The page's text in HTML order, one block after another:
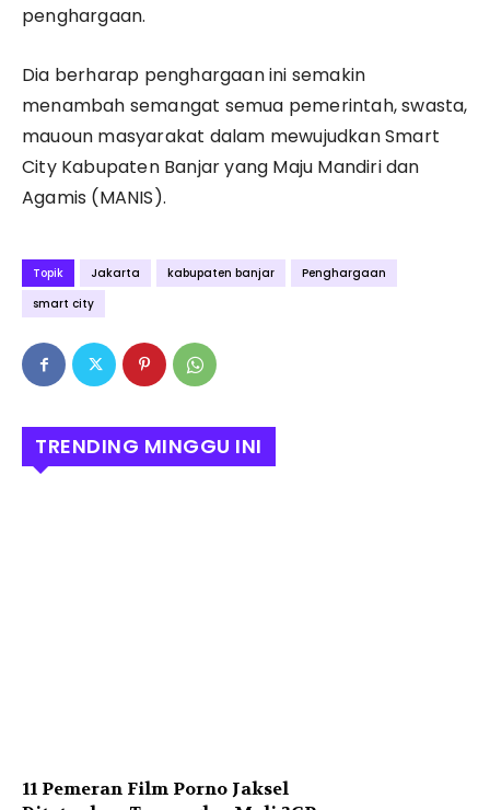
penghargaan.
Dia berharap penghargaan ini semakin
menambah semangat semua pemerintah, swasta,
mauoun masyarakat dalam mewujudkan Smart
City Kabupaten Banjar yang Maju Mandiri dan
Agamis (MANIS).
Topik Jakarta kabupaten banjar
Penghargaan
smart city
TRENDING MINGGU INI
11 Pemeran Film Porno Jaksel